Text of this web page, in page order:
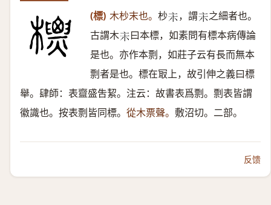
(標) 木杪末也。 杪𠅅 ，謂𠅅 之細者也。
古謂木𠅅 曰本標，如素問有標本病傳論
是也。亦作本剽，如莊子云有長而無本
剽者是也。標在冣上，故引伸之義曰標
舉。肆師：表齍盛吿絜。注云：故書表爲剽。剽表皆謂
徽識也。按表剽皆同標。 從木票聲。 敷沼切。二部。
反馈